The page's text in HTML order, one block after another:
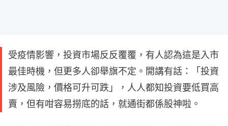
受疫情影響，投資市場反反覆覆，有人認為這是入市
最佳時機，但更多人卻舉旗不定。開講有話：「投資
涉及風險，價格可升可跌」，人人都知投資要低買高
賣，但有咁容易撈底的話，就通街都係股神啦。